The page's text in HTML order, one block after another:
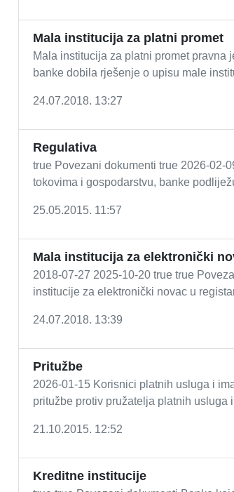
Mala institucija za platni promet
Mala institucija za platni promet
banke dobila rješenje o upisu male
24.07.2018. 13:27
Regulativa
true Povezani dokumenti true 2026-02-
tokovima i gospodarstvu, banke
25.05.2015. 11:57
Mala institucija za elektronički
2018-07-27 2025-10-20 true true
institucije za elektronički novac u
24.07.2018. 13:39
Pritužbe
2026-01-15 Korisnici platnih usluga i
pritužbe protiv pružatelja platnih usluga
21.10.2015. 12:52
Kreditne institucije